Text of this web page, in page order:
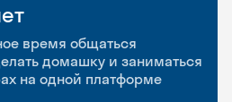
время общаться
домашку и заниматься
на одной платформе
новые слова где
разговорной практики
с преподавателями